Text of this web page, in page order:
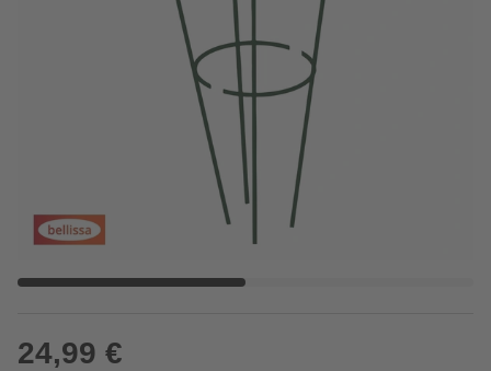
24,99 €